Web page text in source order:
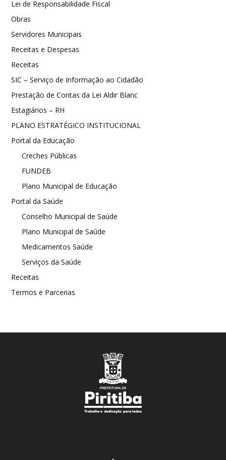
Lei de Responsabilidade Fiscal
Obras
Servidores Municipais
Receitas e Despesas
Receitas
SIC – Serviço de Informação ao Cidadão
Prestação de Contas da Lei Aldir Blanc
Estagiários – RH
PLANO ESTRATÉGICO INSTITUCIONAL
Portal da Educação
Creches Públicas
FUNDEB
Plano Municipal de Educação
Portal da Saúde
Conselho Municipal de Saúde
Plano Municipal de Saúde
Medicamentos Saúde
Serviços da Saúde
Receitas
Termos e Parcerias
.